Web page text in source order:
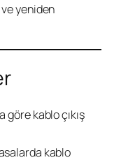
yeniden
kablo çıkış
kablo